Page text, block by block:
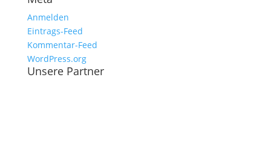
Anmelden
Eintrags-Feed
Kommentar-Feed
WordPress.org
Unsere Partner